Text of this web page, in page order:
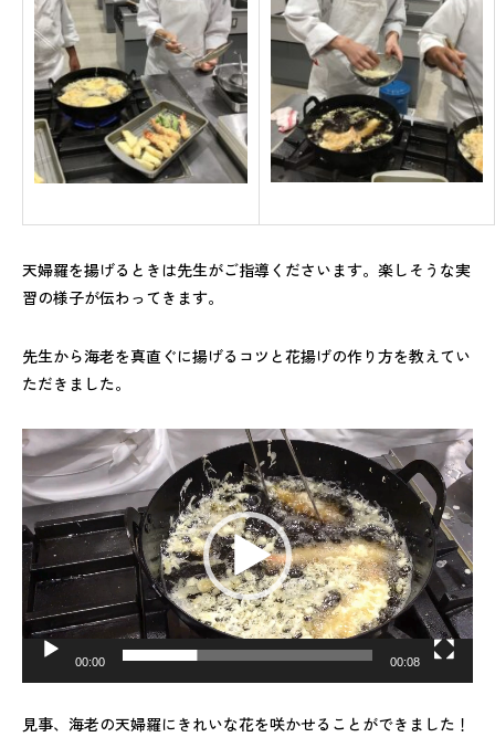
天婦羅を揚げるときは先生がご指導くださいます。楽しそうな実
習の様子が伝わってきます。
先生から海老を真直ぐに揚げるコツと花揚げの作り方を教えてい
ただきました。
動
画
プ
レ
ー
ヤ
ー
00:00 00:08
見事、海老の天婦羅にきれいな花を咲かせることができました！